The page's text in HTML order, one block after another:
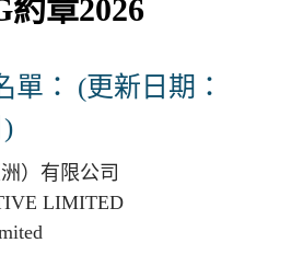
約章2026
單： (更新日期：
）有限公司
LIMITED